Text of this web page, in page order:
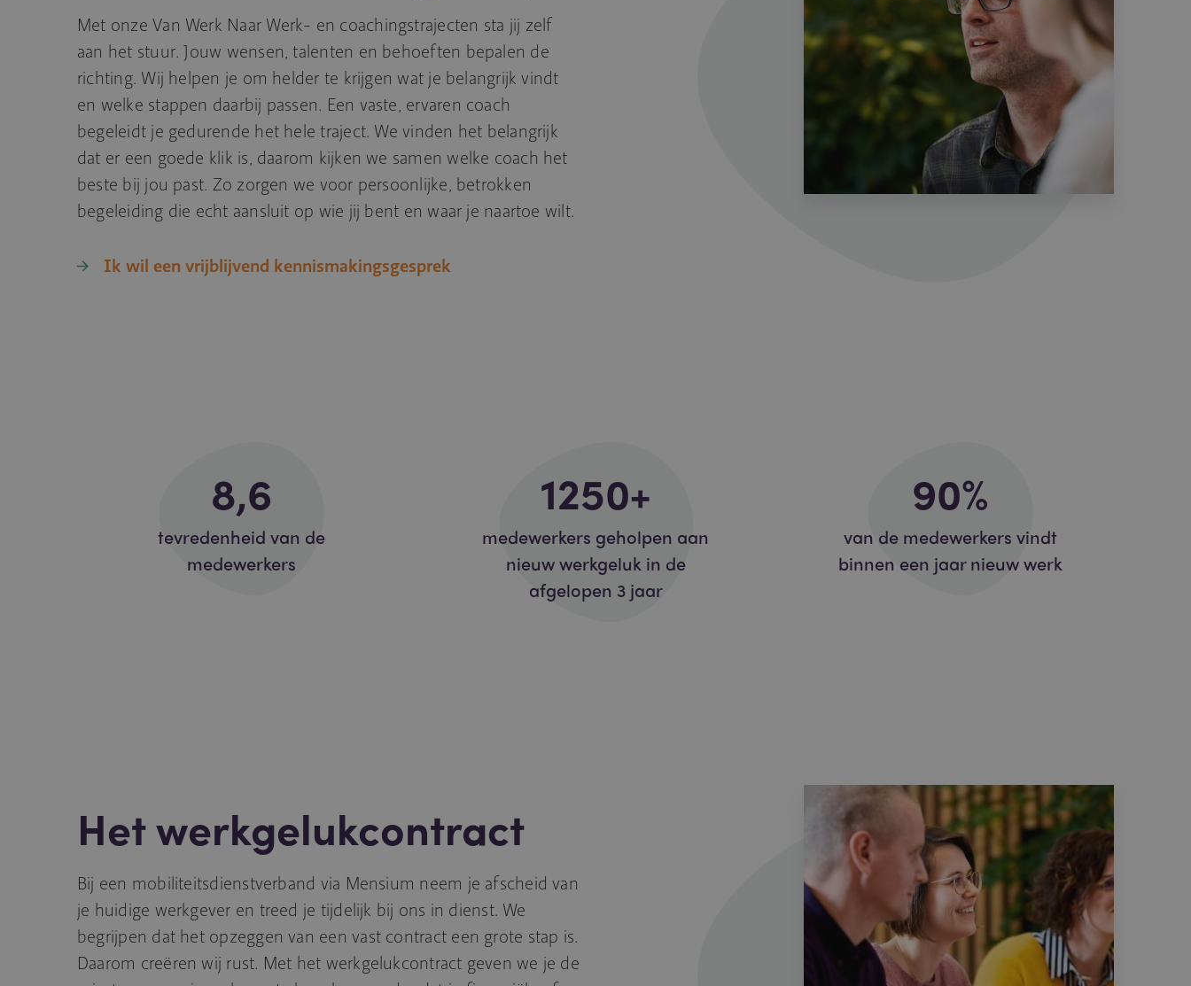
Met onze Van Werk Naar Werk- en coachingstrajecten sta jij zelf
aan het stuur. Jouw wensen, talenten en behoeften bepalen de
richting. Wij helpen je om helder te krijgen wat je belangrijk vindt
en welke stappen daarbij passen. Een vaste, ervaren coach
begeleidt je gedurende het hele traject. We vinden het belangrijk
dat er een goede klik is, daarom kijken we samen welke coach het
beste bij jou past. Zo zorgen we voor persoonlijke, betrokken
begeleiding die echt aansluit op wie jij bent en waar je naartoe wilt.
Ik wil een vrijblijvend kennismakingsgesprek
8,6
tevredenheid van de
medewerkers
1250+
medewerkers geholpen aan
nieuw werkgeluk in de
afgelopen 3 jaar
90%
van de medewerkers vindt
binnen een jaar nieuw werk
Het werkgelukcontract
Bij een mobiliteitsdienstverband via Mensium neem je afscheid van
je huidige werkgever en treed je tijdelijk bij ons in dienst. We
begrijpen dat het opzeggen van een vast contract een grote stap is.
Daarom creëren wij rust. Met het werkgelukcontract geven we je de